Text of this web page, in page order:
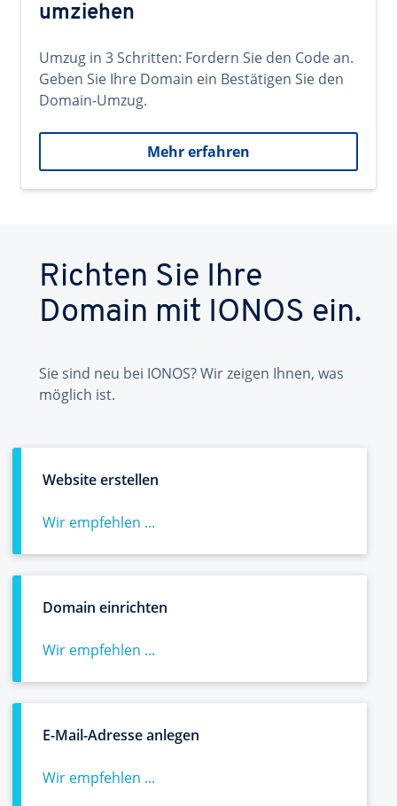
umziehen
Umzug in 3 Schritten: Fordern Sie den Code an.
Geben Sie Ihre Domain ein Bestätigen Sie den
Domain-Umzug.
Mehr erfahren
Richten Sie Ihre
Domain mit IONOS ein.
Sie sind neu bei IONOS? Wir zeigen Ihnen, was
möglich ist.
Website erstellen
Wir empfehlen ...
Domain einrichten
Wir empfehlen ...
E-Mail-Adresse anlegen
Wir empfehlen ...